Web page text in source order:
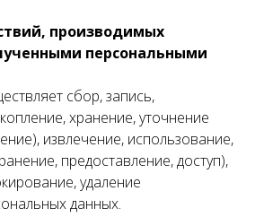
производимых
персональными
сбор, запись,
хранение, уточнение
извлечение, использование,
предоставление, доступ),
удаление
данных.